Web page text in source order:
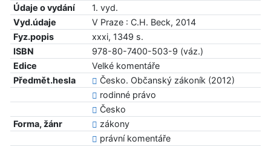
Údaje o vydání
1. vyd.
Vyd.údaje
V Praze : C.H. Beck, 2014
Fyz.popis
xxxi, 1349 s.
ISBN
978-80-7400-503-9 (váz.)
Edice
Velké komentáře
Předmět.hesla
Česko. Občanský zákoník (2012)
rodinné právo
Česko
Forma, žánr
zákony
právní komentáře